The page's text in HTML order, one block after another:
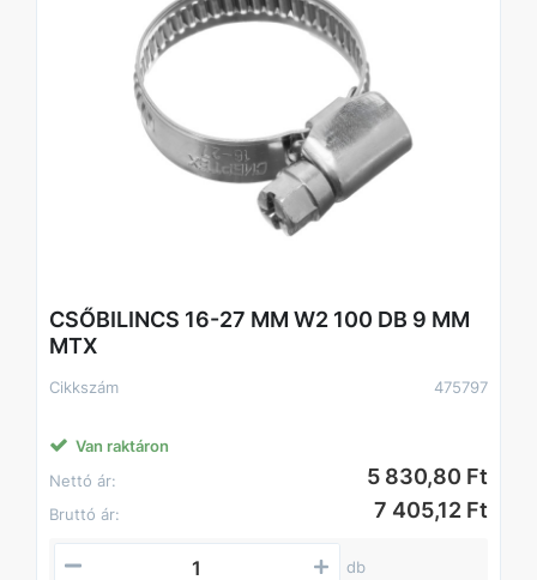
CSŐBILINCS 16-27 MM W2 100 DB 9 MM
MTX
Cikkszám 475797
Van raktáron
Nettó ár:
5 830,80 Ft
Bruttó ár: 7 405,12 Ft
db